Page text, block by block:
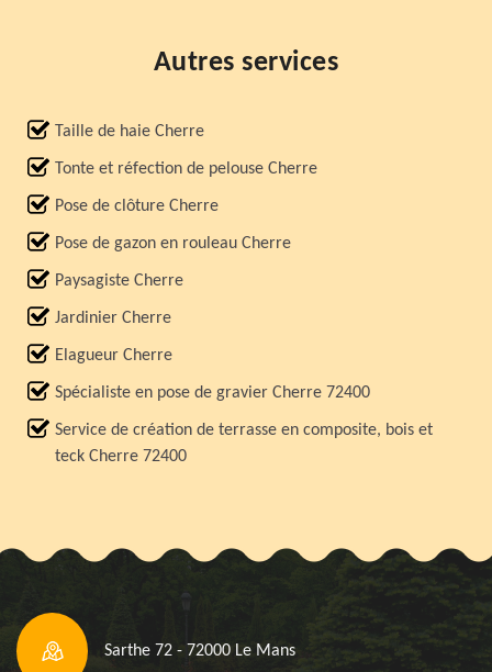
Autres services
Taille de haie Cherre
Tonte et réfection de pelouse Cherre
Pose de clôture Cherre
Pose de gazon en rouleau Cherre
Paysagiste Cherre
Jardinier Cherre
Elagueur Cherre
Spécialiste en pose de gravier Cherre 72400
Service de création de terrasse en composite, bois et
teck Cherre 72400
Sarthe 72 - 72000 Le Mans